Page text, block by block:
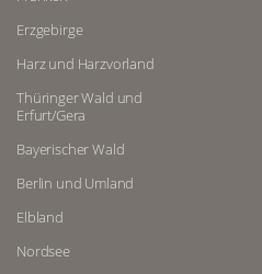
Erzgebirge
Harz und Harzvorland
Thüringer Wald und
Erfurt/Gera
Bayerischer Wald
Berlin und Umland
Elbland
Nordsee